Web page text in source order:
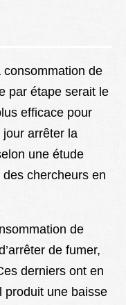
consommation de
par étape serait le
efficace pour
arrêter la
une étude
chercheurs en
de
de fumer,
derniers ont en
produit une baisse